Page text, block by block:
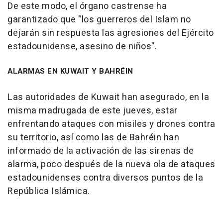
De este modo, el órgano castrense ha
garantizado que "los guerreros del Islam no
dejarán sin respuesta las agresiones del Ejército
estadounidense, asesino de niños".
ALARMAS EN KUWAIT Y BAHRÉIN
Las autoridades de Kuwait han asegurado, en la
misma madrugada de este jueves, estar
enfrentando ataques con misiles y drones contra
su territorio, así como las de Bahréin han
informado de la activación de las sirenas de
alarma, poco después de la nueva ola de ataques
estadounidenses contra diversos puntos de la
República Islámica.